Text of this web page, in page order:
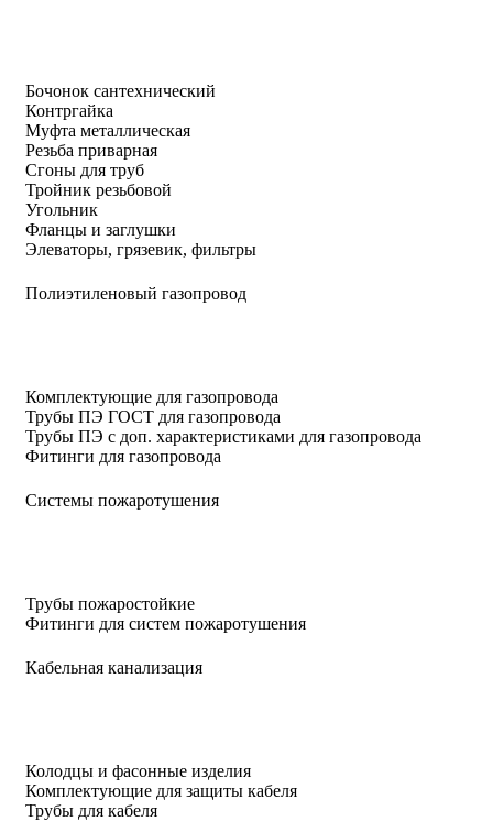
Бочонок сантехнический
Контргайка
Муфта металлическая
Резьба приварная
Сгоны для труб
Тройник резьбовой
Угольник
Фланцы и заглушки
Элеваторы, грязевик, фильтры
Полиэтиленовый газопровод
Комплектующие для газопровода
Трубы ПЭ ГОСТ для газопровода
Трубы ПЭ с доп. характеристиками для газопровода
Фитинги для газопровода
Системы пожаротушения
Трубы пожаростойкие
Фитинги для систем пожаротушения
Кабельная канализация
Колодцы и фасонные изделия
Комплектующие для защиты кабеля
Трубы для кабеля